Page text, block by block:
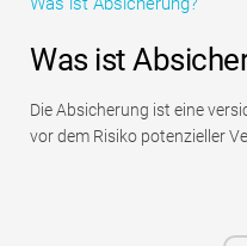
Tutorials zur
Vollständige Form
Risikomanagement-
Was ist
Die Absicherung ist eine
vor dem Risiko potenzieller